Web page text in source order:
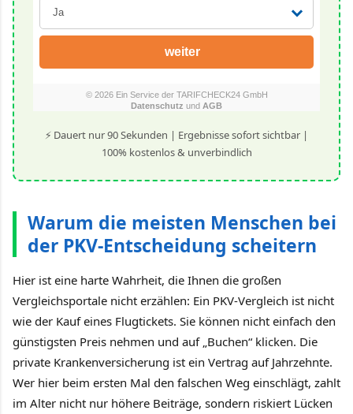
⚡ Dauert nur 90 Sekunden | Ergebnisse sofort sichtbar |
100% kostenlos & unverbindlich
Warum die meisten Menschen bei
der PKV-Entscheidung scheitern
Hier ist eine harte Wahrheit, die Ihnen die großen
Vergleichsportale nicht erzählen: Ein PKV-Vergleich ist nicht
wie der Kauf eines Flugtickets. Sie können nicht einfach den
günstigsten Preis nehmen und auf „Buchen“ klicken. Die
private Krankenversicherung ist ein Vertrag auf Jahrzehnte.
Wer hier beim ersten Mal den falschen Weg einschlägt, zahlt
im Alter nicht nur höhere Beiträge, sondern riskiert Lücken